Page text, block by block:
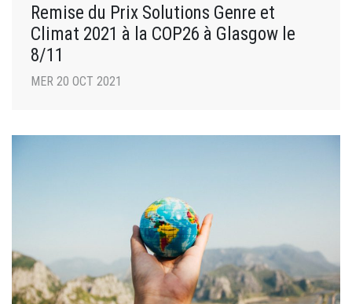
Remise du Prix Solutions Genre et
Climat 2021 à la COP26 à Glasgow le
8/11
MER 20 OCT 2021